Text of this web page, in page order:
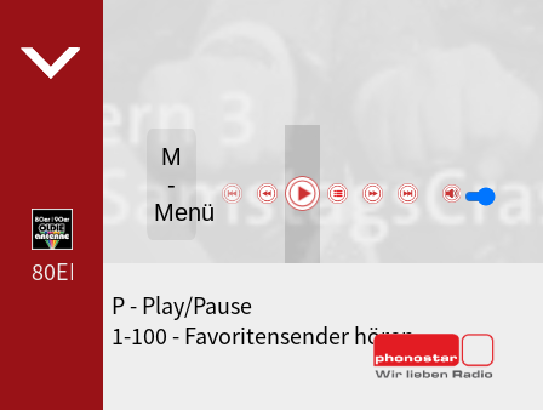
80ER 90ER OLDIE ANTENNE --- 80ER 90ER OLDIE
SWR3 --- SWR3 ---
M
-
Menü
P - Play/Pause
1-100 - Favoritensender hören